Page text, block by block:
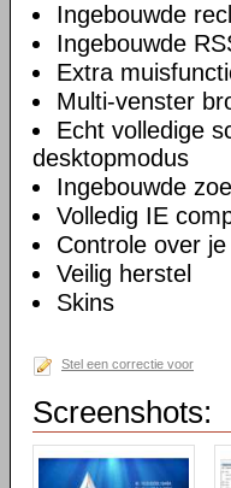
Ingebouwde
Ingebouwde
Extra
Multi-venster
Echt volledige
desktopmodus
Ingebouwde
Volledig IE
Controle over
Veilig herstel
Skins
Stel een correctie voor
Screenshots: